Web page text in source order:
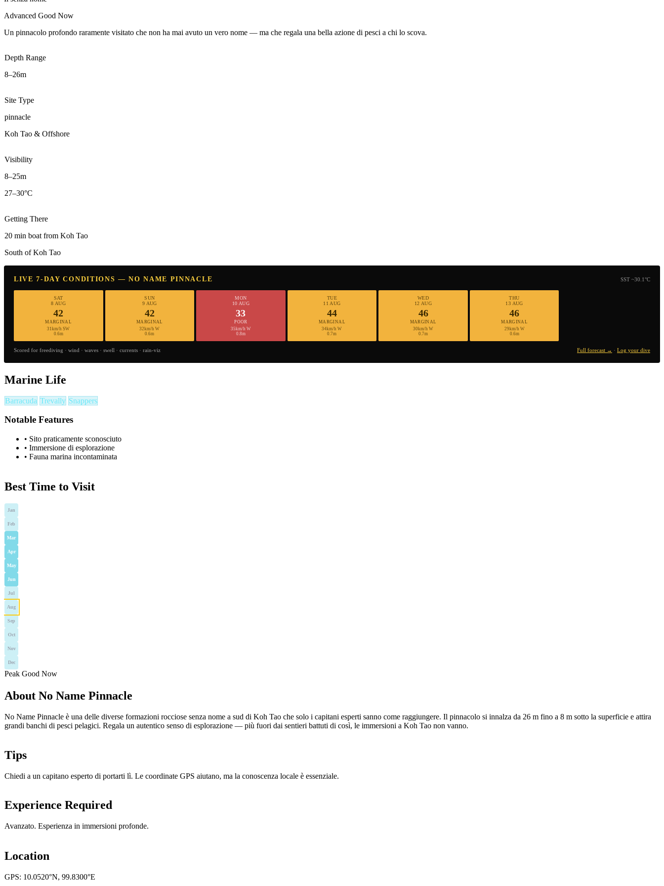
Advanced Good Now
Un pinnacolo profondo raramente visitato che non ha mai avuto un vero nome — ma che regala una bella azione di pesci a chi lo scova.
Depth Range
8–26m
Site Type
pinnacle
Koh Tao & Offshore
Visibility
8–25m
27–30°C
Getting There
20 min boat from Koh Tao
South of Koh Tao
LIVE 7-DAY CONDITIONS — NO NAME PINNACLE SST ~30.1°C
SAT
8 AUG
42
MARGINAL
31km/h SW
0.6m
SUN
9 AUG
42
MARGINAL
32km/h W
0.6m
MON
10 AUG
33
POOR
35km/h W
0.8m
TUE
11 AUG
44
MARGINAL
34km/h W
0.7m
WED
12 AUG
46
MARGINAL
30km/h W
0.7m
THU
13 AUG
46
MARGINAL
29km/h W
0.6m
Scored for freediving · wind · waves · swell · currents · rain-viz Full forecast → · Log your dive
Marine Life
Barracuda Trevally Snappers
Notable Features
• Sito praticamente sconosciuto
• Immersione di esplorazione
• Fauna marina incontaminata
Best Time to Visit
Jan
Feb
Mar
Apr
May
Jun
Jul
Aug
Sep
Oct
Nov
Dec
Peak Good Now
About No Name Pinnacle
No Name Pinnacle è una delle diverse formazioni rocciose senza nome a sud di Koh Tao che solo i capitani esperti sanno come raggiungere. Il pinnacolo si innalza da 26 m fino a 8 m sotto la superficie e attira
grandi banchi di pesci pelagici. Regala un autentico senso di esplorazione — più fuori dai sentieri battuti di così, le immersioni a Koh Tao non vanno.
Tips
Chiedi a un capitano esperto di portarti lì. Le coordinate GPS aiutano, ma la conoscenza locale è essenziale.
Experience Required
Avanzato. Esperienza in immersioni profonde.
Location
GPS: 10.0520°N, 99.8300°E